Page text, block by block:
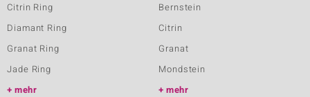
Citrin Ring
Diamant Ring
Granat Ring
Jade Ring
mehr
Bernstein
Citrin
Granat
Mondstein
mehr